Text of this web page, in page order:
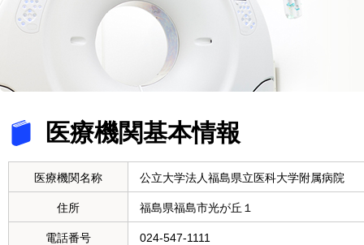
医療機関基本情報
医療機関名称 公立大学法人福島県立医科大学附属病院
住所 福島県福島市光が丘１
電話番号 024-547-1111